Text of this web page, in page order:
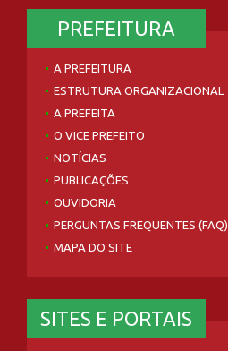
PREFEITURA
A PREFEITURA
ESTRUTURA ORGANIZACIONAL
A PREFEITA
O VICE PREFEITO
NOTÍCIAS
PUBLICAÇÕES
OUVIDORIA
PERGUNTAS FREQUENTES (FAQ)
MAPA DO SITE
SITES E PORTAIS